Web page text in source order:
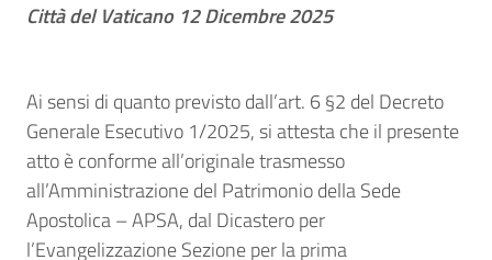
Città del Vaticano 12 Dicembre 2025
Ai sensi di quanto previsto dall’art. 6 §2 del Decreto
Generale Esecutivo 1/2025, si attesta che il presente
atto è conforme all’originale trasmesso
all’Amministrazione del Patrimonio della Sede
Apostolica – APSA, dal Dicastero per
l’Evangelizzazione Sezione per la prima